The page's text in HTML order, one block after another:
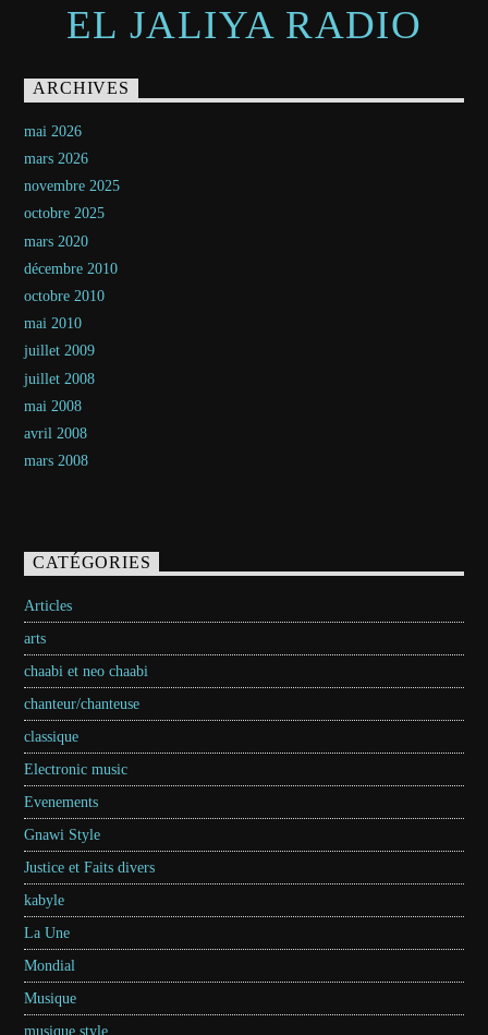
EL JALIYA RADIO
ARCHIVES
mai 2026
mars 2026
novembre 2025
octobre 2025
mars 2020
décembre 2010
octobre 2010
mai 2010
juillet 2009
juillet 2008
mai 2008
avril 2008
mars 2008
CATÉGORIES
Articles
arts
chaabi et neo chaabi
chanteur/chanteuse
classique
Electronic music
Evenements
Gnawi Style
Justice et Faits divers
kabyle
La Une
Mondial
Musique
musique style